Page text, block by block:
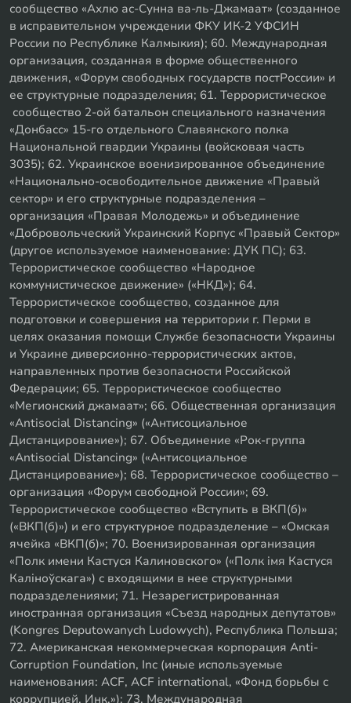
сообщество «Ахлю ас-Сунна ва-ль-Джамаат» (созданное
в исправительном учреждении ФКУ ИК-2 УФСИН
России по Республике Калмыкия); 60. Международная
организация, созданная в форме общественного
движения, «Форум свободных государств постРоссии» и
ее структурные подразделения; 61. Террористическое
сообщество 2-ой батальон специального назначения
«Донбасс» 15-го отдельного Славянского полка
Национальной гвардии Украины (войсковая часть
3035); 62. Украинское военизированное объединение
«Национально-освободительное движение «Правый
сектор» и его структурные подразделения –
организация «Правая Молодежь» и объединение
«Добровольческий Украинский Корпус «Правый Сектор»
(другое используемое наименование: ДУК ПС); 63.
Террористическое сообщество «Народное
коммунистическое движение» («НКД»); 64.
Террористическое сообщество, созданное для
подготовки и совершения на территории г. Перми в
целях оказания помощи Службе безопасности Украины
и Украине диверсионно-террористических актов,
направленных против безопасности Российской
Федерации; 65. Террористическое сообщество
«Мегионский джамаат»; 66. Общественная организация
«Antisocial Distancing» («Антисоциальное
Дистанцирование»); 67. Объединение «Рок-группа
«Antisocial Distancing» («Антисоциальное
Дистанцирование»); 68. Террористическое сообщество –
организация «Форум свободной России»; 69.
Террористическое сообщество «Вступить в ВКП(б)»
(«ВКП(б)») и его структурное подразделение – «Омская
ячейка «ВКП(б)»; 70. Военизированная организация
«Полк имени Кастуся Калиновского» («Полк iмя Кастуся
Калiноўскага») с входящими в нее структурными
подразделениями; 71. Незарегистрированная
иностранная организация «Съезд народных депутатов»
(Kongres Deputowanych Ludowych), Республика Польша;
72. Американская некоммерческая корпорация Anti-
Corruption Foundation, Inc (иные используемые
наименования: ACF, ACF international, «Фонд борьбы с
коррупцией, Инк.»); 73. Международная